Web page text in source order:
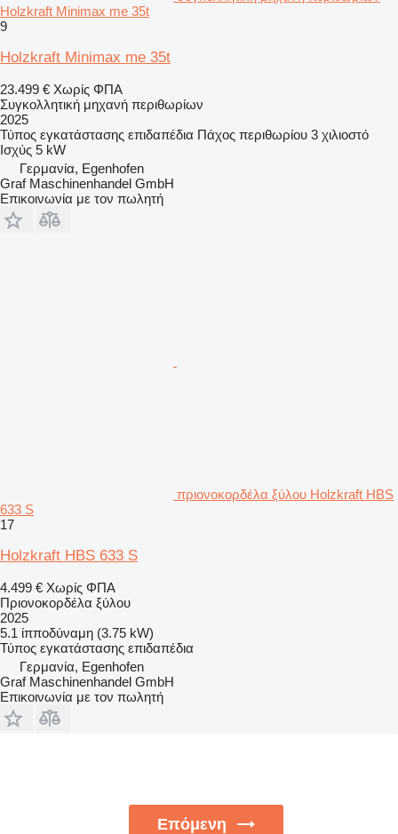
Holzkraft Minimax me 35t
9
Holzkraft Minimax me 35t
23.499 € Χωρίς ΦΠΑ
Συγκολλητική μηχανή περιθωρίων
2025
Τύπος εγκατάστασης επιδαπέδια Πάχος περιθωρίου 3 χιλιοστό
Ισχύς 5 kW
Γερμανία, Egenhofen
Graf Maschinenhandel GmbH
Επικοινωνία με τον πωλητή
πριονοκορδέλα ξύλου Holzkraft HBS
633 S
17
Holzkraft HBS 633 S
4.499 € Χωρίς ΦΠΑ
Πριονοκορδέλα ξύλου
2025
5.1 ίπποδύναμη (3.75 kW)
Τύπος εγκατάστασης επιδαπέδια
Γερμανία, Egenhofen
Graf Maschinenhandel GmbH
Επικοινωνία με τον πωλητή
Επόμενη